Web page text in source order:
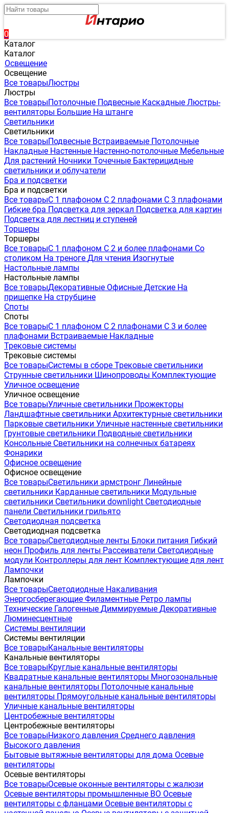
0
Каталог
Каталог
Освещение
Освещение
Все товарыЛюстры
Люстры
Все товарыПотолочные Подвесные Каскадные Люстры-
вентиляторы Большие На штанге
Светильники
Светильники
Все товарыПодвесные Встраиваемые Потолочные
Накладные Настенные Настенно-потолочные Мебельные
Для растений Ночники Точечные Бактерицидные
светильники и облучатели
Бра и подсветки
Бра и подсветки
Все товарыС 1 плафоном С 2 плафонами С 3 плафонами
Гибкие бра Подсветка для зеркал Подсветка для картин
Подсветка для лестниц и ступеней
Торшеры
Торшеры
Все товарыС 1 плафоном С 2 и более плафонами Со
столиком На треноге Для чтения Изогнутые
Настольные лампы
Настольные лампы
Все товарыДекоративные Офисные Детские На
прищепке На струбцине
Споты
Споты
Все товарыС 1 плафоном С 2 плафонами С 3 и более
плафонами Встраиваемые Накладные
Трековые системы
Трековые системы
Все товарыСистемы в сборе Трековые светильники
Струнные светильники Шинопроводы Комплектующие
Уличное освещение
Уличное освещение
Все товарыУличные светильники Прожекторы
Ландшафтные светильники Архитектурные светильники
Парковые светильники Уличные настенные светильники
Грунтовые светильники Подводные светильники
Консольные Светильники на солнечных батареях
Фонарики
Офисное освещение
Офисное освещение
Все товарыСветильники армстронг Линейные
светильники Карданные светильники Модульные
светильники Светильники downlight Светодиодные
панели Светильники грильято
Светодиодная подсветка
Светодиодная подсветка
Все товарыСветодиодные ленты Блоки питания Гибкий
неон Профиль для ленты Рассеиватели Светодиодные
модули Контроллеры для лент Комплектующие для лент
Лампочки
Лампочки
Все товарыСветодиодные Накаливания
Энергосберегающие Филаментные Ретро лампы
Технические Галогенные Диммируемые Декоративные
Люминесцентные
Системы вентиляции
Системы вентиляции
Все товарыКанальные вентиляторы
Канальные вентиляторы
Все товарыКруглые канальные вентиляторы
Квадратные канальные вентиляторы Многозональные
канальные вентиляторы Потолочные канальные
вентиляторы Прямоугольные канальные вентиляторы
Уличные канальные вентиляторы
Центробежные вентиляторы
Центробежные вентиляторы
Все товарыНизкого давления Среднего давления
Высокого давления
Бытовые вытяжные вентиляторы для дома Осевые
вентиляторы
Осевые вентиляторы
Все товарыОсевые оконные вентиляторы с жалюзи
Осевые вентиляторы промышленные ВО Осевые
вентиляторы с фланцами Осевые вентиляторы с